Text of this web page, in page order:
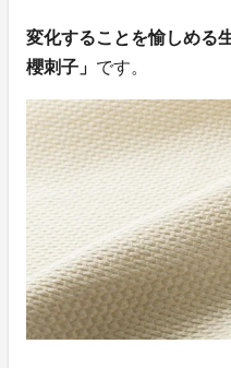
変化することを愉しめる
櫻刺子」 です。